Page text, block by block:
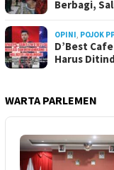
Berbagi,
OPINI, POJOK
D’Best
Harus
WARTA PARLEMEN